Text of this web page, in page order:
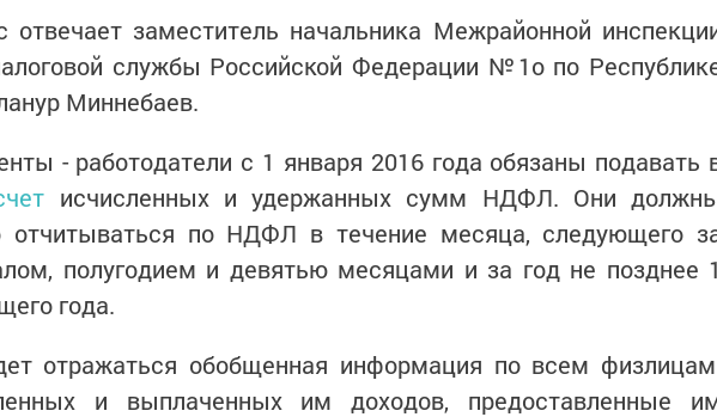
отвечает заместитель начальника Межрайонной
службы Российской Федерации №1о по
Миннебаев.
- работодатели с 1 января 2016 года обязаны подавать
исчисленных и удержанных сумм НДФЛ. Они
отчитываться по НДФЛ в течение месяца, следующего
полугодием и девятью месяцами и за год не позднее
года.
отражаться обобщенная информация по всем
и выплаченных им доходов, предоставленные